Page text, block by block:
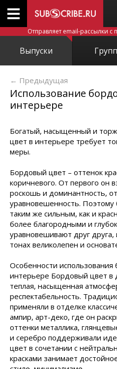
Отправляет email-рассылки
Выпуски
← Предыдущая
Использование
интерьере
Богатый, насыщенный и
цвет в интерьере требует
меры.
Бордовый цвет – оттенок
коричневого. От первого он
роскошь и доминантность,
уравновешенность. Поэтому
таким же сильным, как и
более благородными и
уравновешивают друг
тонах великолепен и
Особенности использования
интерьере Бордовый цвет в
теплая, насыщенная
респектабельность.
применяли в отделке
ампир, арт-деко, где он
оттенки металлика,
и серебро поддерживали
цвет в сочетании с
красками занимает